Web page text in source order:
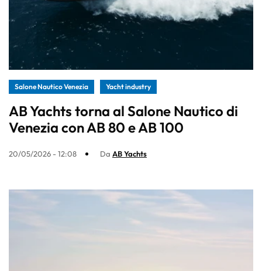
Salone Nautico Venezia Yacht industry
AB Yachts torna al Salone Nautico di
Venezia con AB 80 e AB 100
20/05/2026 - 12:08 Da AB Yachts